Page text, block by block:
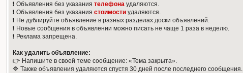
❗️ Объявления без указаниятелефона удаляются.
❗️ Объявления без указаниястоимости удаляются.
❗️ Не дублируйте объявление в разных разделах доски объявлений.
❗️ Новые сообщения в объявлении можно писать не чаще 1 раза в неделю.
❗️ Реклама запрещена.
Как удалить объявление:
👉 Напишите в своей теме сообщение: «Тема закрыта».
🔷 Также объявления удаляются спустя 30 дней после последнего сообщения.